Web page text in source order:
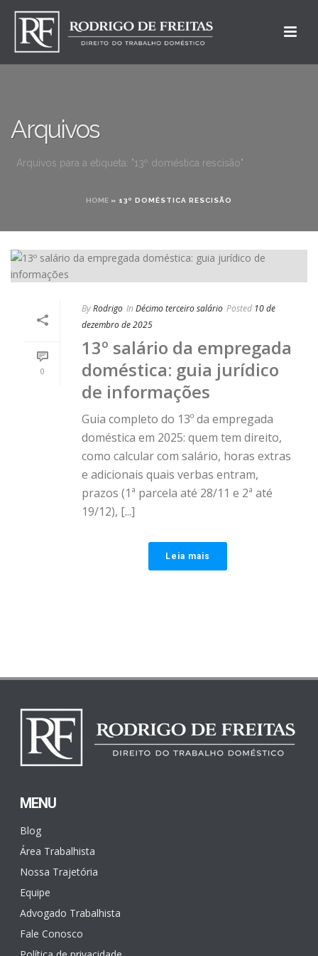
Arquivos
Arquivos para a etiqueta: "13º doméstica rescisão"
HOME » 13º DOMÉSTICA RESCISÃO
0
ByRodrigo In Décimo terceiro salário Posted 10 de
dezembro de 2025
13º salário da empregada
doméstica: guia jurídico
de informações
Guia completo do 13º da empregada
doméstica em 2025: quem tem direito,
como calcular com salário, horas extras
e adicionais quais verbas entram,
prazos (1ª parcela até 28/11 e 2ª até
19/12), [...]
Leia mais
MENU
Blog
Área Trabalhista
Nossa Trajetória
Equipe
Advogado Trabalhista
Fale Conosco